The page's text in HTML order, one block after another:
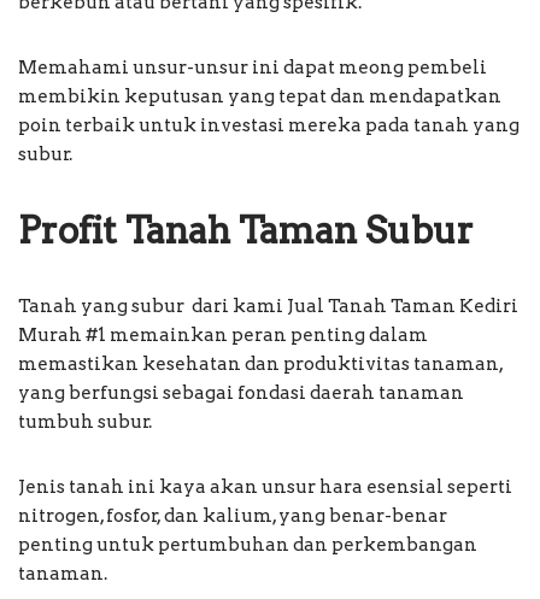
Memahami unsur-unsur ini dapat meong pembeli
membikin keputusan yang tepat dan mendapatkan
poin terbaik untuk investasi mereka pada tanah yang
subur.
Profit Tanah Taman Subur
Tanah yang subur dari kami Jual Tanah Taman Kediri
Murah #1 memainkan peran penting dalam
memastikan kesehatan dan produktivitas tanaman,
yang berfungsi sebagai fondasi daerah tanaman
tumbuh subur.
Jenis tanah ini kaya akan unsur hara esensial seperti
nitrogen, fosfor, dan kalium, yang benar-benar
penting untuk pertumbuhan dan perkembangan
tanaman.